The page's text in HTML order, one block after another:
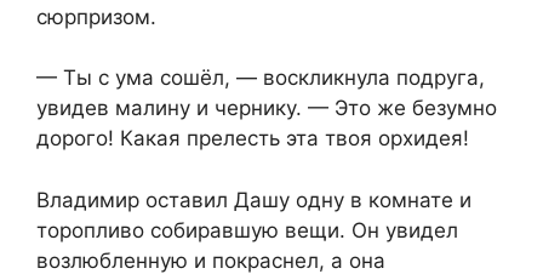
сюрпризом.
— Ты с ума сошёл, — воскликнула подруга,
увидев малину и чернику. — Это же безумно
дорого! Какая прелесть эта твоя орхидея!
Владимир оставил Дашу одну в комнате и
торопливо собиравшую вещи. Он увидел
возлюбленную и покраснел, а она